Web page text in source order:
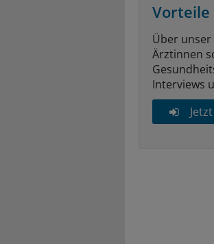
Vorteile
Über unser
Ärztinnen
Interviews